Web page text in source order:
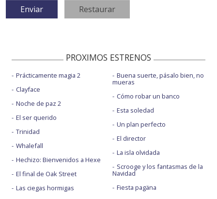
PROXIMOS ESTRENOS
Prácticamente magia 2
Clayface
Noche de paz 2
El ser querido
Trinidad
Whalefall
Hechizo: Bienvenidos a Hexe
El final de Oak Street
Las ciegas hormigas
Buena suerte, pásalo bien, no
mueras
Cómo robar un banco
Esta soledad
Un plan perfecto
El director
La isla olvidada
Scrooge y los fantasmas de la
Navidad
Fiesta pagäna